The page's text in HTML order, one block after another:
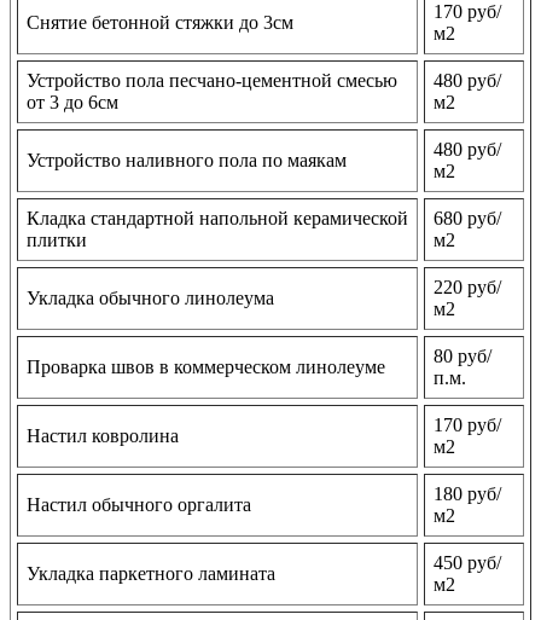
Снятие бетонной стяжки до 3см
170 руб/
м2
Устройство пола песчано-цементной смесью
от 3 до 6см
480 руб/
м2
Устройство наливного пола по маякам
480 руб/
м2
Кладка стандартной напольной керамической
плитки
680 руб/
м2
Укладка обычного линолеума
220 руб/
м2
Проварка швов в коммерческом линолеуме
80 руб/
п.м.
Настил ковролина
170 руб/
м2
Настил обычного оргалита
180 руб/
м2
Укладка паркетного ламината
450 руб/
м2